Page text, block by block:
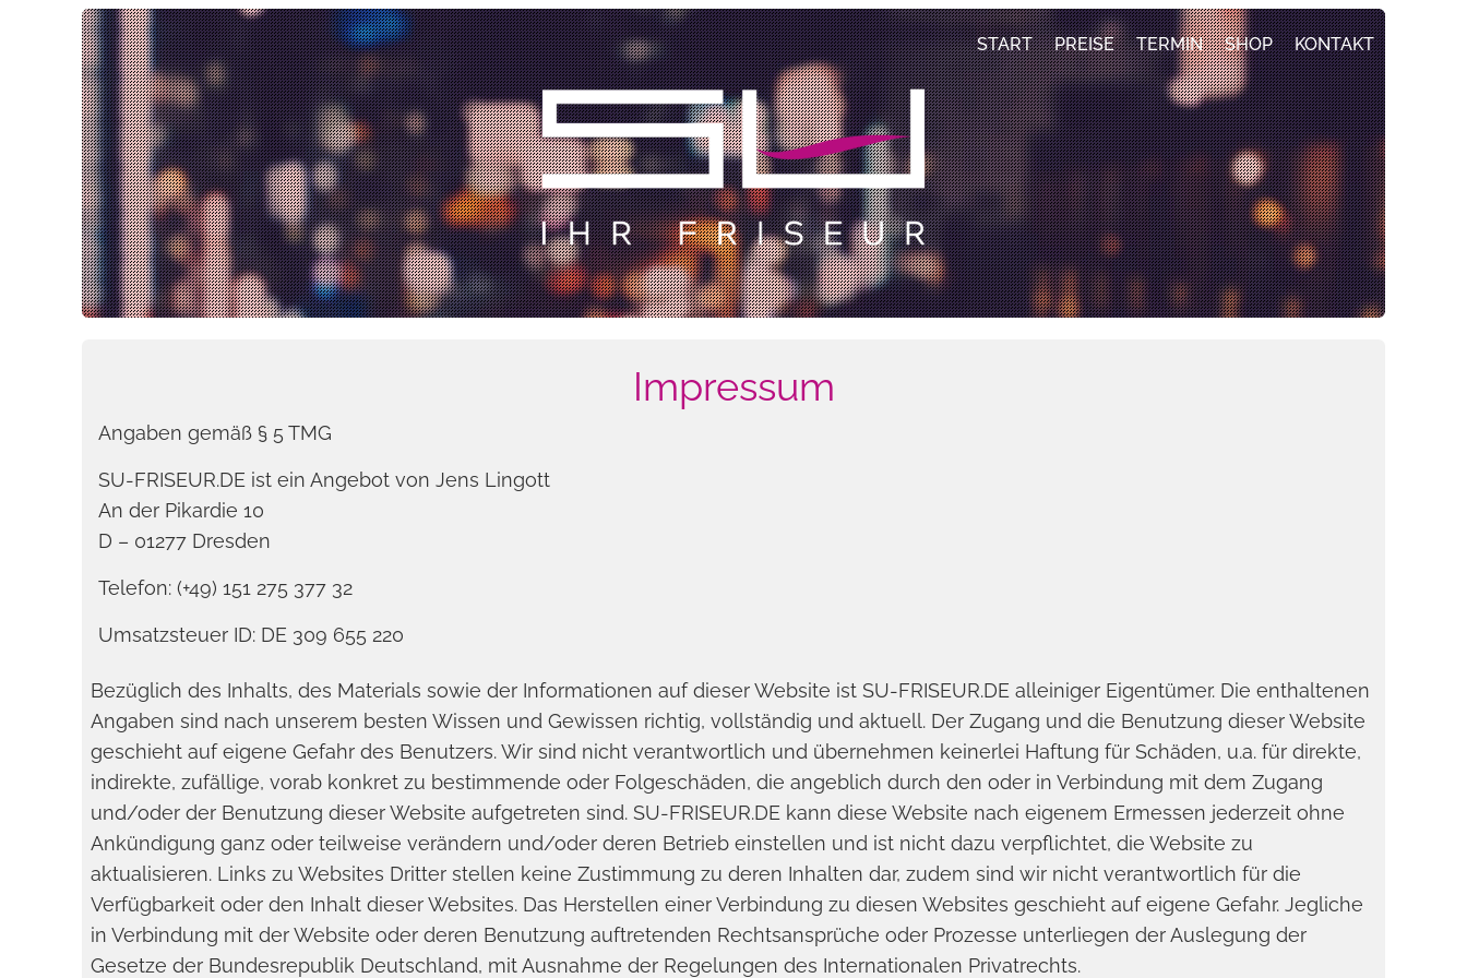
START PREISE TERMIN SHOP KONTAKT
Impressum
Angaben gemäß § 5 TMG
SU-FRISEUR.DE ist ein Angebot von Jens Lingott
An der Pikardie 10
D – 01277 Dresden
Telefon: (+49) 151 275 377 32
Umsatzsteuer ID: DE 309 655 220
Bezüglich des Inhalts, des Materials sowie der Informationen auf dieser Website ist SU-FRISEUR.DE alleiniger Eigentümer. Die enthaltenen
Angaben sind nach unserem besten Wissen und Gewissen richtig, vollständig und aktuell. Der Zugang und die Benutzung dieser Website
geschieht auf eigene Gefahr des Benutzers. Wir sind nicht verantwortlich und übernehmen keinerlei Haftung für Schäden, u.a. für direkte,
indirekte, zufällige, vorab konkret zu bestimmende oder Folgeschäden, die angeblich durch den oder in Verbindung mit dem Zugang
und/oder der Benutzung dieser Website aufgetreten sind. SU-FRISEUR.DE kann diese Website nach eigenem Ermessen jederzeit ohne
Ankündigung ganz oder teilweise verändern und/oder deren Betrieb einstellen und ist nicht dazu verpflichtet, die Website zu
aktualisieren. Links zu Websites Dritter stellen keine Zustimmung zu deren Inhalten dar, zudem sind wir nicht verantwortlich für die
Verfügbarkeit oder den Inhalt dieser Websites. Das Herstellen einer Verbindung zu diesen Websites geschieht auf eigene Gefahr. Jegliche
in Verbindung mit der Website oder deren Benutzung auftretenden Rechtsansprüche oder Prozesse unterliegen der Auslegung der
Gesetze der Bundesrepublik Deutschland, mit Ausnahme der Regelungen des Internationalen Privatrechts.